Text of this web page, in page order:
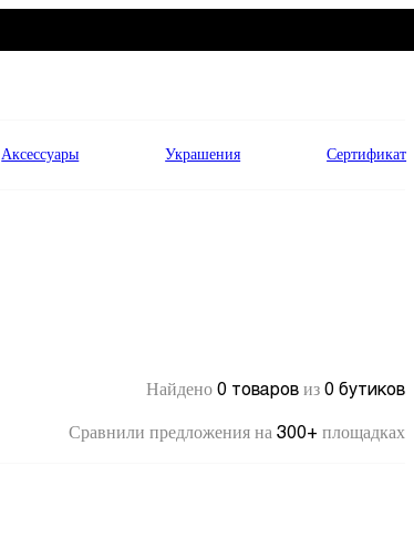
Аксессуары Украшения Сертификат
Найдено 0 товаров из 0 бутиков
Сравнили предложения на 300+ площадках